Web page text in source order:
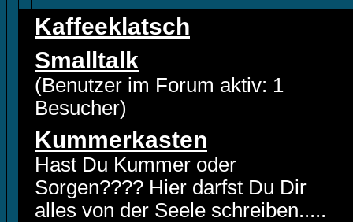
Kaffeeklatsch
Smalltalk
(Benutzer im Forum aktiv: 1
Besucher)
Kummerkasten
Hast Du Kummer oder
Sorgen???? Hier darfst Du Dir
alles von der Seele schreiben.....